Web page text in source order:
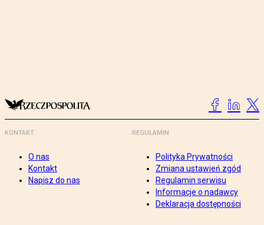
KONTAKT
O nas
Kontakt
Napisz do nas
REGULAMIN
Polityka Prywatności
Zmiana ustawień zgód
Regulamin serwisu
Informacje o nadawcy
Deklaracja dostępności